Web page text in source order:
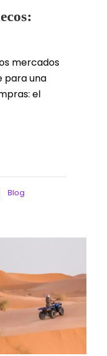
mercados
para una
el
Blog